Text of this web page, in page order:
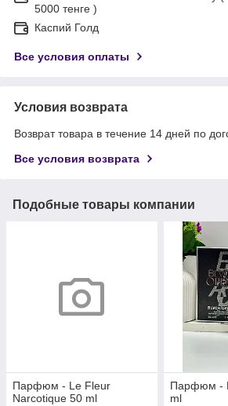
5000 тенге )
Каспий Голд
Все условия оплаты
Условия возврата
Возврат товара в течение 14 дней по
Все условия возврата
Подобные товары компании
Парфюм - Le Fleur
Narcotique 50 ml
Парфюм -
ml